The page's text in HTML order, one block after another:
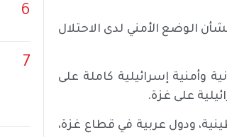
بشأن الوضع الأمني لدى الاحتلال
يؤيدون سيطرة مدنية وأمنية إسرائيلية كاملة على
على غزة.
فلسطينية، ودول عربية في قطاع غزة،
6
7